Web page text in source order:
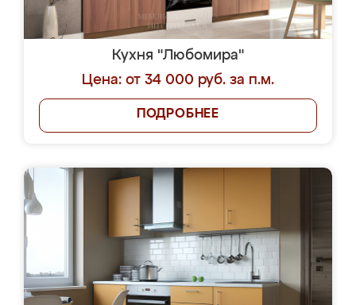
Кухня "Любомира"
Цена: от 34 000 руб. за п.м.
ПОДРОБНЕЕ